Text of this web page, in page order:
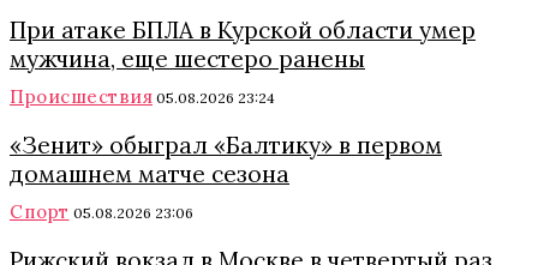
При атаке БПЛА в Курской области умер
мужчина, еще шестеро ранены
Происшествия 05.08.2026 23:24
«Зенит» обыграл «Балтику» в первом
домашнем матче сезона
Спорт 05.08.2026 23:06